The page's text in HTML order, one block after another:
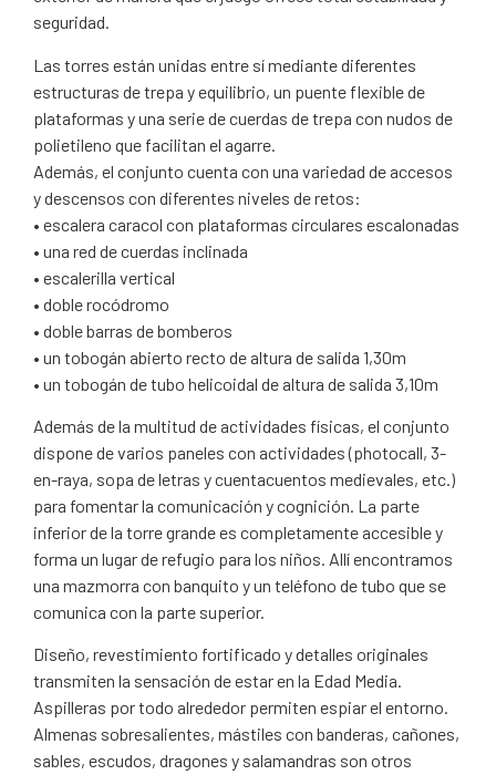
seguridad.
Las torres están unidas entre sí mediante diferentes
estructuras de trepa y equilibrio, un puente flexible de
plataformas y una serie de cuerdas de trepa con nudos de
polietileno que facilitan el agarre.
Además, el conjunto cuenta con una variedad de accesos
y descensos con diferentes niveles de retos:
• escalera caracol con plataformas circulares escalonadas
• una red de cuerdas inclinada
• escalerilla vertical
• doble rocódromo
• doble barras de bomberos
• un tobogán abierto recto de altura de salida 1,30m
• un tobogán de tubo helicoidal de altura de salida 3,10m
Además de la multitud de actividades físicas, el conjunto
dispone de varios paneles con actividades (photocall, 3-
en-raya, sopa de letras y cuentacuentos medievales, etc.)
para fomentar la comunicación y cognición. La parte
inferior de la torre grande es completamente accesible y
forma un lugar de refugio para los niños. Allí encontramos
una mazmorra con banquito y un teléfono de tubo que se
comunica con la parte superior.
Diseño, revestimiento fortificado y detalles originales
transmiten la sensación de estar en la Edad Media.
Aspilleras por todo alrededor permiten espiar el entorno.
Almenas sobresalientes, mástiles con banderas, cañones,
sables, escudos, dragones y salamandras son otros